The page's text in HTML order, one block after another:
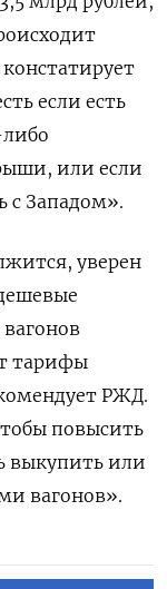
если есть
или если
с Западом».
уверен
тарифы
РЖД.
повысить
выкупить или
вагонов».